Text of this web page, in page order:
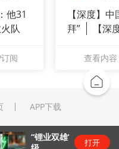
他31
队
阅
【深度】
拜”
【
查看内容
APP下载
利却呈“冷暖”两
打开